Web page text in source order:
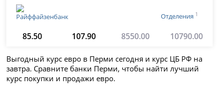
Отделения 1
85.50 107.90 8550.00 10790.00
Выгодный курс евро в Перми сегодня и курс ЦБ РФ на
завтра. Сравните банки Перми, чтобы найти лучший
курс покупки и продажи евро.